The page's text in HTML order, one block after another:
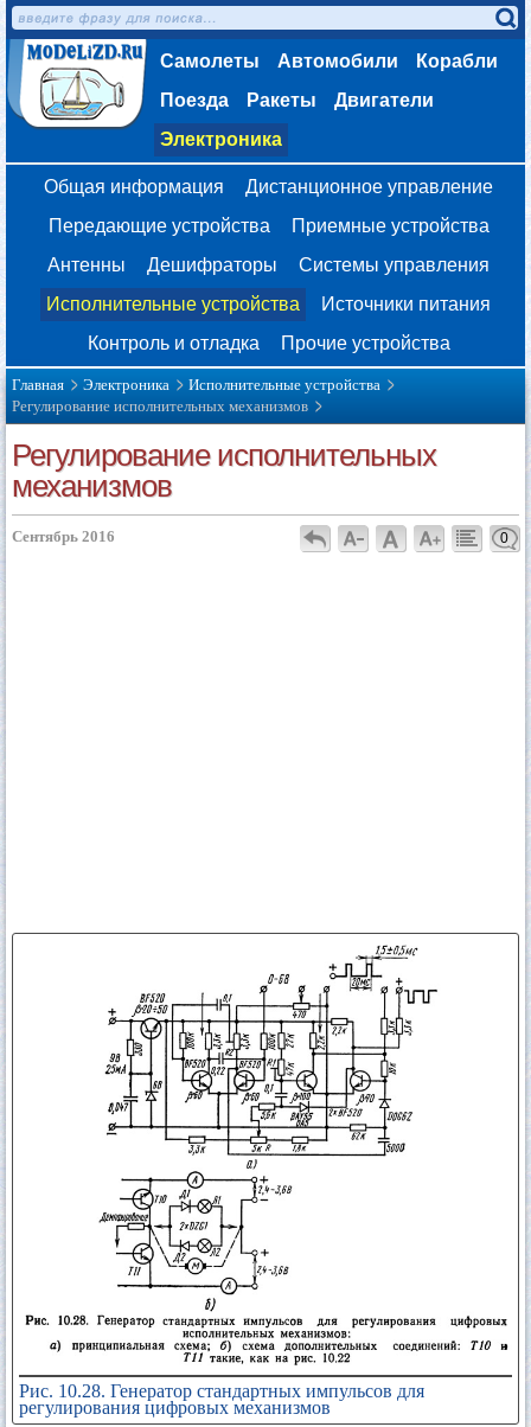
Самолеты Автомобили
Корабли
Поезда
Ракеты
Двигатели
Электроника
Общая информация
Дистанционное управление
Передающие устройства
Приемные устройства
Антенны
Дешифраторы
Системы управления
Исполнительные устройства
Источники питания
Контроль и отладка
Прочие устройства
Главная Электроника
Исполнительные устройства
Регулирование исполнительных механизмов
Регулирование исполнительных
механизмов
Сентябрь 2016 0
Рис. 10.28. Генератор стандартных импульсов для
регулирования цифровых механизмов